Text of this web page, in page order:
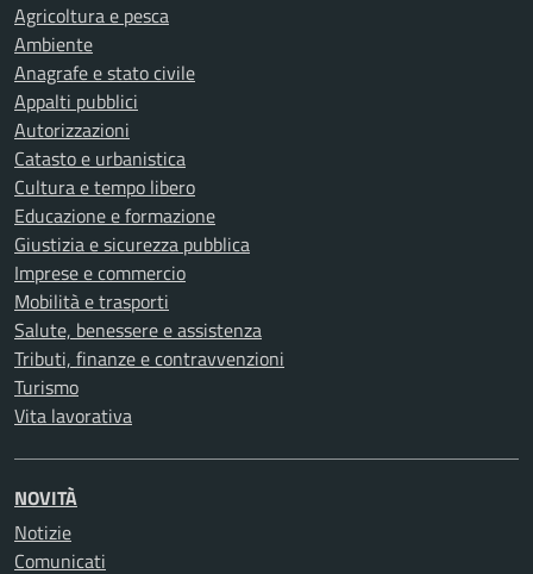
Agricoltura e pesca
Ambiente
Anagrafe e stato civile
Appalti pubblici
Autorizzazioni
Catasto e urbanistica
Cultura e tempo libero
Educazione e formazione
Giustizia e sicurezza pubblica
Imprese e commercio
Mobilità e trasporti
Salute, benessere e assistenza
Tributi, finanze e contravvenzioni
Turismo
Vita lavorativa
NOVITÀ
Notizie
Comunicati